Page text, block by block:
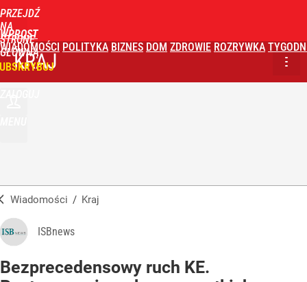
PRZEJDŹ
NA
STRONĘ
GŁÓWNĄ
WPROST
WIADOMOŚCI POLITYKA BIZNES DOM ZDROWIE ROZRYWKA
KRAJ
Wiadomości / Kraj
ISBnews
Bezprecedensowy ruch KE.